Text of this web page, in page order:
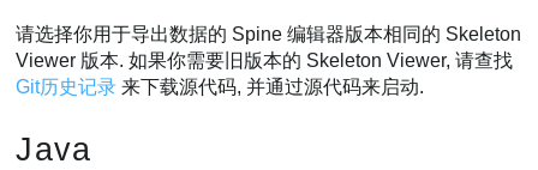
请选择你用于导出数据的 Spine 编辑器版本相同的 Skeleton
Viewer 版本. 如果你需要旧版本的 Skeleton Viewer, 请查找
Git历史记录 来下载源代码, 并通过源代码来启动.
Java